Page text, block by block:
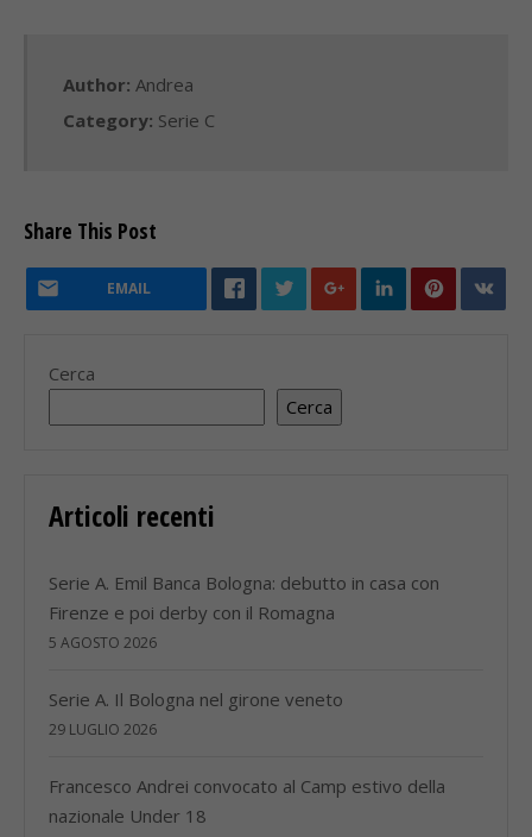
Author: Andrea
Category: Serie C
Share This Post
EMAIL
Cerca
Cerca
Articoli recenti
Serie A. Emil Banca Bologna: debutto in casa con
Firenze e poi derby con il Romagna
5 AGOSTO 2026
Serie A. Il Bologna nel girone veneto
29 LUGLIO 2026
Francesco Andrei convocato al Camp estivo della
nazionale Under 18